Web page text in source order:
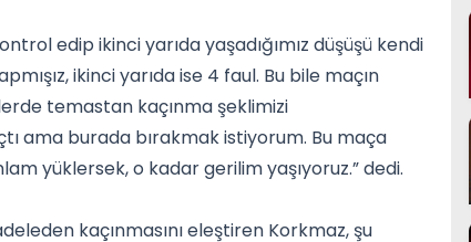
edip ikinci yarıda yaşadığımız düşüşü kendi
ikinci yarıda ise 4 faul. Bu bile maçın
temastan kaçınma şeklimizi
ama burada bırakmak istiyorum. Bu maça
yüklersek, o kadar gerilim yaşıyoruz.” dedi.
kaçınmasını eleştiren Korkmaz, şu